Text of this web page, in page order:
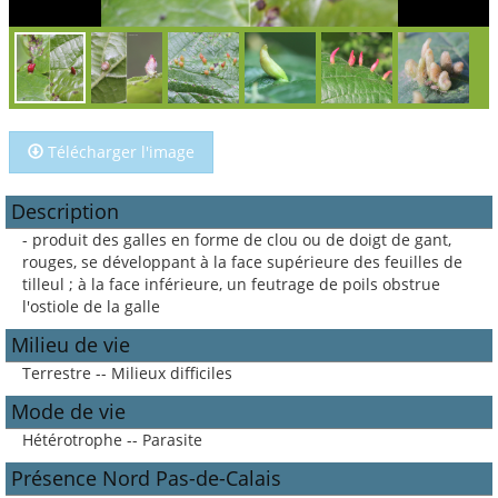
Télécharger l'image
Description
- produit des galles en forme de clou ou de doigt de gant,
rouges, se développant à la face supérieure des feuilles de
tilleul ; à la face inférieure, un feutrage de poils obstrue
l'ostiole de la galle
Milieu de vie
Terrestre -- Milieux difficiles
Mode de vie
Hétérotrophe -- Parasite
Présence Nord Pas-de-Calais